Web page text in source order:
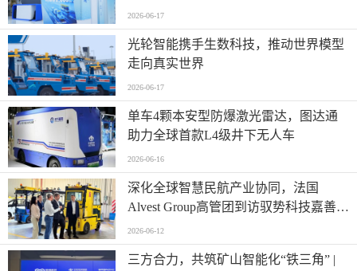
全场景运营标杆
2026-06-17
光轮智能携手生数科技，推动世界模型
走向真实世界
2026-06-17
单车4颗本安型防爆激光雷达，图达通
助力全球首款L4级井下无人车
2026-06-16
深化全球智慧民航产业协同，法国
Alvest Group高管团到访驭势科技嘉善研
发测试和应用创新中心
2026-06-12
三方合力，共筑矿山智能化“铁三角” |